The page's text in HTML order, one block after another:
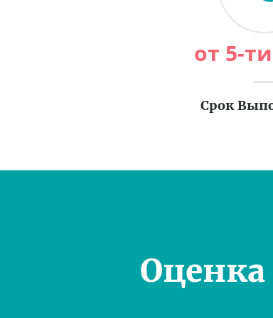
от 5-
Срок